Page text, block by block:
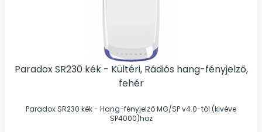
Paradox SR230 kék - Kültéri, Rádiós hang-fényjelző,
fehér
Paradox SR230 kék - Hang-fényjelző MG/SP v4.0-tól (kivéve
SP4000)hoz